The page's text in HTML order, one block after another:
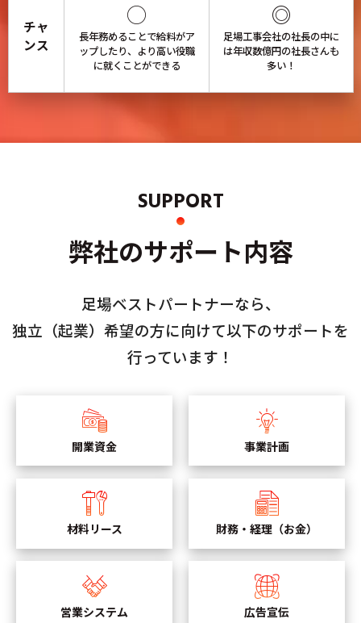
チャ
ンス
◯
長年務めることで給料がア
ップしたり、より高い役職
に就くことができる
◎
足場工事会社の社長の中に
は年収数億円の社長さんも
多い！
SUPPORT
弊社のサポート内容
足場ベストパートナーなら、
独立（起業）希望の方に向けて以下のサポートを
行っています！
開業資金 事業計画
材料リース 財務・経理（お金）
営業システム 広告宣伝